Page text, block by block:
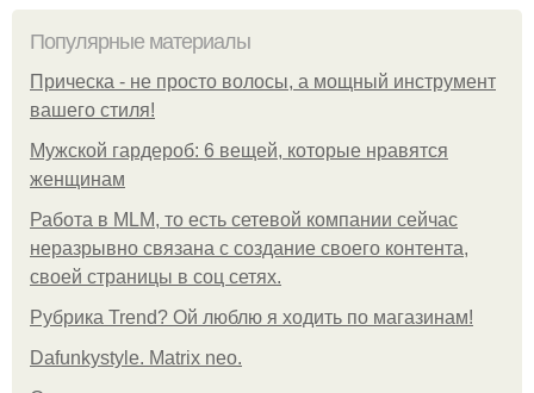
Популярные материалы
Прическа - не просто волосы, а мощный инструмент
вашего стиля!
Мужской гардероб: 6 вещей, которые нравятся
женщинам
Работа в MLM, то есть сетевой компании сейчас
неразрывно связана с создание своего контента,
своей страницы в соц сетях.
Рубрика Trend? Ой люблю я ходить по магазинам!
Dafunkystyle. Matrix neo.